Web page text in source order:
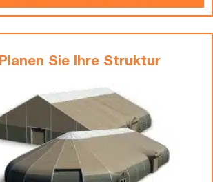
Planen Sie Ihre Struktur